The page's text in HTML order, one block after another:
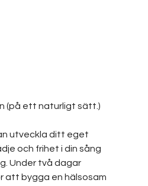
(på ett naturligt sätt.)
utveckla ditt eget
och frihet i din sång
Under två dagar
att bygga en hälsosam